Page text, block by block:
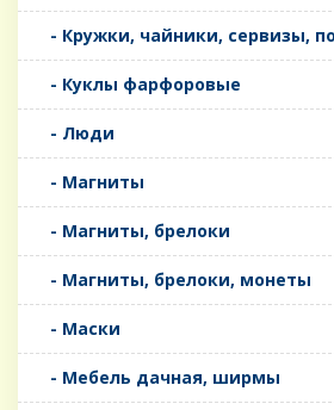
- Кружки, чайники, сервизы,
- Куклы фарфоровые
- Люди
- Магниты
- Магниты, брелоки
- Магниты, брелоки, монеты
- Маски
- Мебель дачная, ширмы